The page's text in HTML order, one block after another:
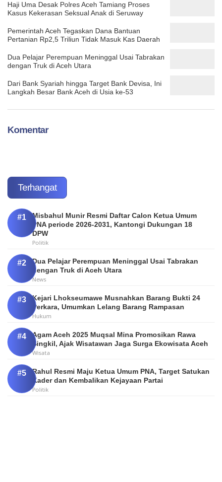
Haji Uma Desak Polres Aceh Tamiang Proses
Kasus Kekerasan Seksual Anak di Seruway
Pemerintah Aceh Tegaskan Dana Bantuan
Pertanian Rp2,5 Triliun Tidak Masuk Kas Daerah
Dua Pelajar Perempuan Meninggal Usai Tabrakan
dengan Truk di Aceh Utara
Dari Bank Syariah hingga Target Bank Devisa, Ini
Langkah Besar Bank Aceh di Usia ke-53
Komentar
Terhangat
Misbahul Munir Resmi Daftar Calon Ketua Umum
PNA periode 2026-2031, Kantongi Dukungan 18
DPW
Politik
Dua Pelajar Perempuan Meninggal Usai Tabrakan
dengan Truk di Aceh Utara
News
Kejari Lhokseumawe Musnahkan Barang Bukti 24
Perkara, Umumkan Lelang Barang Rampasan
Hukum
Agam Aceh 2025 Muqsal Mina Promosikan Rawa
Singkil, Ajak Wisatawan Jaga Surga Ekowisata Aceh
Wisata
Rahul Resmi Maju Ketua Umum PNA, Target Satukan
Kader dan Kembalikan Kejayaan Partai
Politik